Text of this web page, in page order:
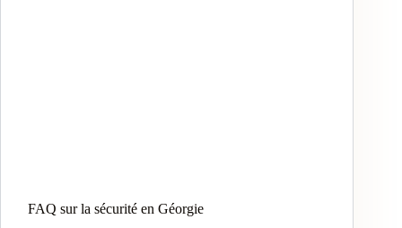
FAQ sur la sécurité en Géorgie